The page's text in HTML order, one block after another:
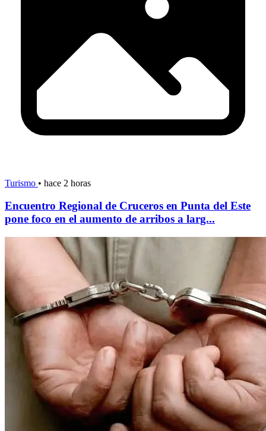
Turismo • hace 2 horas
Encuentro Regional de Cruceros en Punta del Este
pone foco en el aumento de arribos a larg...